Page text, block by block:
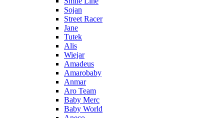
Sojan
Street Racer
Jane
Tutek
Alis
Wiejar
Amadeus
Amarobaby
Anmar
Aro Team
Baby Merc
Baby World